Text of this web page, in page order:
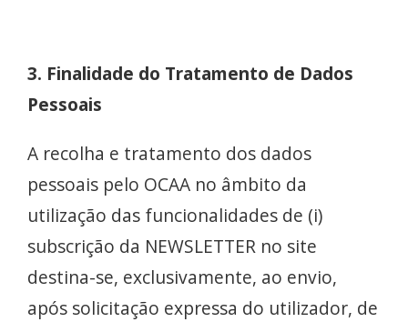
3. Finalidade do Tratamento de Dados
Pessoais
A recolha e tratamento dos dados
pessoais pelo OCAA no âmbito da
utilização das funcionalidades de (i)
subscrição da NEWSLETTER no site
destina-se, exclusivamente, ao envio,
após solicitação expressa do utilizador, de